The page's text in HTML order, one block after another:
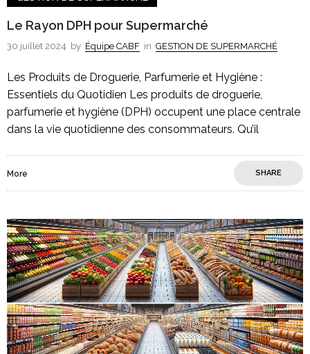
Le Rayon DPH pour Supermarché
30 juillet 2024 by Équipe CABF in GESTION DE SUPERMARCHÉ
Les Produits de Droguerie, Parfumerie et Hygiène :
Essentiels du Quotidien Les produits de droguerie,
parfumerie et hygiène (DPH) occupent une place centrale
dans la vie quotidienne des consommateurs. Qu’il
More SHARE